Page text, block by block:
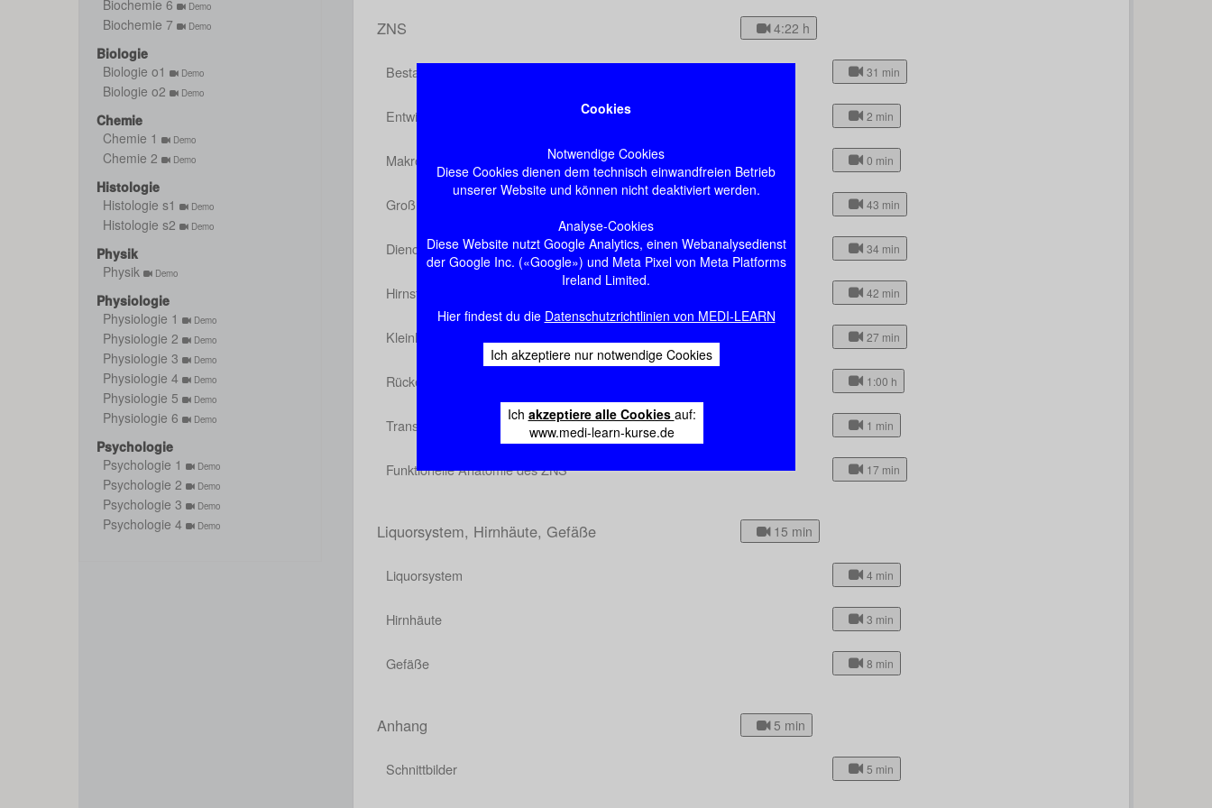
Cookies
Notwendige Cookies
Diese Cookies dienen dem technisch einwandfreien Betrieb
unserer Website und können nicht deaktiviert werden.
Analyse-Cookies
Diese Website nutzt Google Analytics, einen Webanalysedienst
der Google Inc. («Google») und Meta Pixel von Meta Platforms
Ireland Limited.
Hier findest du die Datenschutzrichtlinien von MEDI-LEARN
Ich akzeptiere nur notwendige Cookies
Ich akzeptiere alle Cookies auf:
www.medi-learn-kurse.de
Biochemie 6 Demo
Biochemie 7 Demo
Biologie
Biologie o1
Demo
Biologie o2 Demo
Chemie
Chemie 1
Demo
Chemie 2 Demo
Histologie
Histologie s1
Demo
Histologie s2 Demo
Physik
Physik
Demo
Physiologie
Physiologie 1
Demo
Physiologie 2 Demo
Physiologie 3 Demo
Physiologie 4 Demo
Physiologie 5 Demo
Physiologie 6 Demo
Psychologie
Psychologie 1
Demo
Psychologie 2 Demo
Psychologie 3 Demo
Psychologie 4 Demo
ZNS 4:22 h
Bestandteile und Aufbau des ZNS 31 min
Entwicklung 2 min
Makroskopie des Gehirns 0 min
Großhirn 43 min
Diencephalon 34 min
Hirnstamm 42 min
Kleinhirn 27 min
Rückenmark 1:00 h
Transmitter im ZNS 1 min
Funktionelle Anatomie des ZNS 17 min
Liquorsystem, Hirnhäute, Gefäße 15 min
Liquorsystem 4 min
Hirnhäute 3 min
Gefäße 8 min
Anhang 5 min
Schnittbilder 5 min